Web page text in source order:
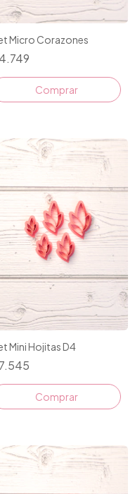
Micro Corazones
Mini Hojitas D4